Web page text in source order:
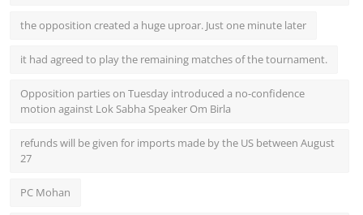
the opposition created a huge uproar. Just one minute later
it had agreed to play the remaining matches of the tournament.
Opposition parties on Tuesday introduced a no-confidence
motion against Lok Sabha Speaker Om Birla
refunds will be given for imports made by the US between August
27
PC Mohan